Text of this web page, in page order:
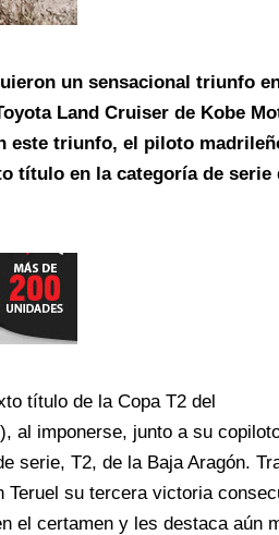
un sensacional triunfo
Land Cruiser de Kobe
este triunfo, el piloto
título en la categoría de serie
título de la Copa T2 del
al imponerse, junto a su
serie, T2, de la Baja Aragón.
Teruel su tercera victoria
el certamen y les destaca aún